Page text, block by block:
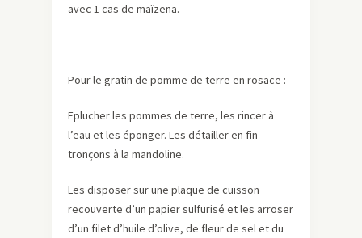
avec 1 cas de maïzena.
Pour le gratin de pomme de terre en rosace :
Eplucher les pommes de terre, les rincer à
l’eau et les éponger. Les détailler en fin
tronçons à la mandoline.
Les disposer sur une plaque de cuisson
recouverte d’un papier sulfurisé et les arroser
d’un filet d’huile d’olive, de fleur de sel et du